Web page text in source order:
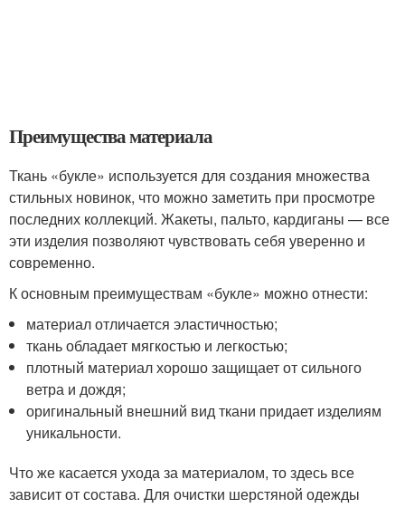
Преимущества материала
Ткань «букле» используется для создания множества
стильных новинок, что можно заметить при просмотре
последних коллекций. Жакеты, пальто, кардиганы — все
эти изделия позволяют чувствовать себя уверенно и
современно.
К основным преимуществам «букле» можно отнести:
материал отличается эластичностью;
ткань обладает мягкостью и легкостью;
плотный материал хорошо защищает от сильного
ветра и дождя;
оригинальный внешний вид ткани придает изделиям
уникальности.
Что же касается ухода за материалом, то здесь все
зависит от состава. Для очистки шерстяной одежды